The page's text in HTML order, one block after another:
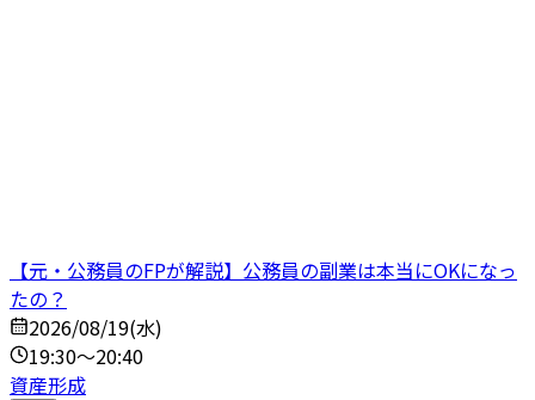
【元・公務員のFPが解説】公務員の副業は本当にOKになっ
たの？
2026/08/19(水)
19:30～20:40
資産形成